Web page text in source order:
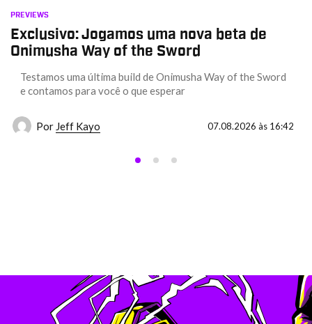
PREVIEWS
Exclusivo: Jogamos uma nova beta de
Onimusha Way of the Sword
Testamos uma última build de Onimusha Way of the Sword
e contamos para você o que esperar
Por Jeff Kayo 07.08.2026 às 16:42